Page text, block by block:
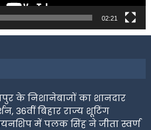
02:21
के निशानेबाजों का शानदार
36वीं बिहार राज्य शूटिंग
में पलक सिंह ने जीता स्वर्ण